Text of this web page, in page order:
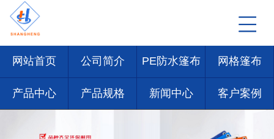
网站首页 公司简介 PE防水篷布 网格篷布
产品中心 产品规格 新闻中心 客户案例